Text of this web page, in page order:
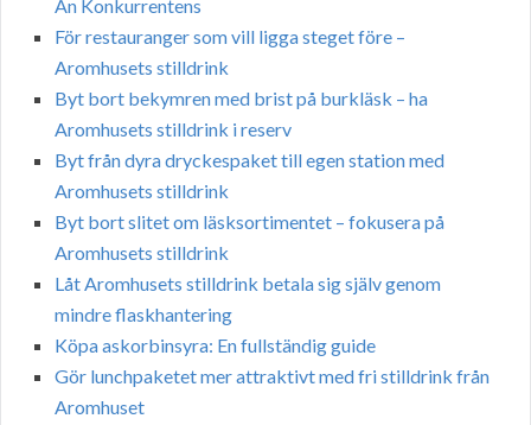
Än Konkurrentens
För restauranger som vill ligga steget före –
Aromhusets stilldrink
Byt bort bekymren med brist på burkläsk – ha
Aromhusets stilldrink i reserv
Byt från dyra dryckespaket till egen station med
Aromhusets stilldrink
Byt bort slitet om läsksortimentet – fokusera på
Aromhusets stilldrink
Låt Aromhusets stilldrink betala sig själv genom
mindre flaskhantering
Köpa askorbinsyra: En fullständig guide
Gör lunchpaketet mer attraktivt med fri stilldrink från
Aromhuset